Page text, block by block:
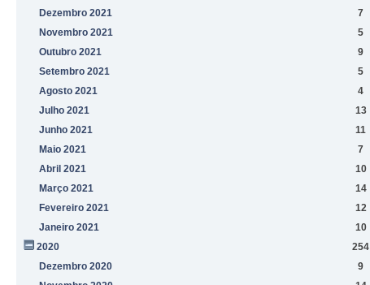
Dezembro 2021
7
Novembro 2021
5
Outubro 2021
9
Setembro 2021
5
Agosto 2021
4
Julho 2021
13
Junho 2021
11
Maio 2021
7
Abril 2021
10
Março 2021
14
Fevereiro 2021
12
Janeiro 2021
10
2020
254
Dezembro 2020
9